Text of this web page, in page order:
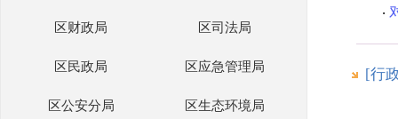
区财政局 区司法局
区民政局 区应急管理局
区公安分局 区生态环境局
[行